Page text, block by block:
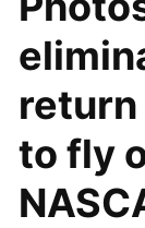
return
to fly